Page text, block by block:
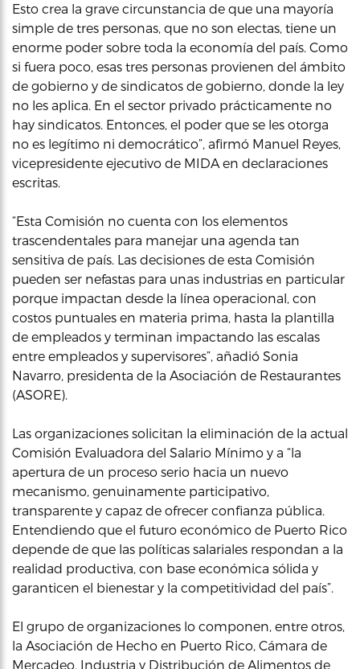
Esto crea la grave circunstancia de que una mayoría
simple de tres personas, que no son electas, tiene un
enorme poder sobre toda la economía del país. Como
si fuera poco, esas tres personas provienen del ámbito
de gobierno y de sindicatos de gobierno, donde la ley
no les aplica. En el sector privado prácticamente no
hay sindicatos. Entonces, el poder que se les otorga
no es legítimo ni democrático”, afirmó Manuel Reyes,
vicepresidente ejecutivo de MIDA en declaraciones
escritas.
“Esta Comisión no cuenta con los elementos
trascendentales para manejar una agenda tan
sensitiva de país. Las decisiones de esta Comisión
pueden ser nefastas para unas industrias en particular
porque impactan desde la línea operacional, con
costos puntuales en materia prima, hasta la plantilla
de empleados y terminan impactando las escalas
entre empleados y supervisores”, añadió Sonia
Navarro, presidenta de la Asociación de Restaurantes
(ASORE).
Las organizaciones solicitan la eliminación de la actual
Comisión Evaluadora del Salario Mínimo y a “la
apertura de un proceso serio hacia un nuevo
mecanismo, genuinamente participativo,
transparente y capaz de ofrecer confianza pública.
Entendiendo que el futuro económico de Puerto Rico
depende de que las políticas salariales respondan a la
realidad productiva, con base económica sólida y
garanticen el bienestar y la competitividad del país”.
El grupo de organizaciones lo componen, entre otros,
la Asociación de Hecho en Puerto Rico, Cámara de
Mercadeo, Industria y Distribución de Alimentos de